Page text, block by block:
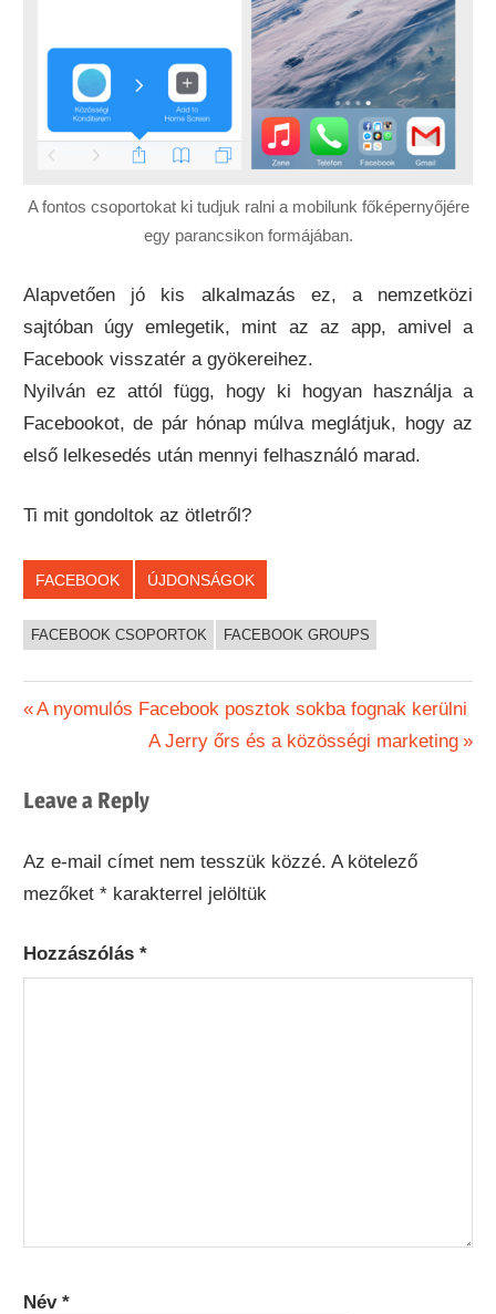
A fontos csoportokat ki tudjuk ralni a mobilunk főképernyőjére
egy parancsikon formájában.
Alapvetően jó kis alkalmazás ez, a nemzetközi
sajtóban úgy emlegetik, mint az az app, amivel a
Facebook visszatér a gyökereihez.
Nyilván ez attól függ, hogy ki hogyan használja a
Facebookot, de pár hónap múlva meglátjuk, hogy az
első lelkesedés után mennyi felhasználó marad.
Ti mit gondoltok az ötletről?
FACEBOOK ÚJDONSÁGOK
FACEBOOK CSOPORTOK FACEBOOK GROUPS
Bejegyzés
navigáció
Previous
A nyomulós Facebook posztok sokba fognak kerülni
Next
A Jerry őrs és a közösségi marketing
Leave a Reply
Az e-mail címet nem tesszük közzé. A kötelező
mezőket* karakterrel jelöltük
Hozzászólás*
Név*